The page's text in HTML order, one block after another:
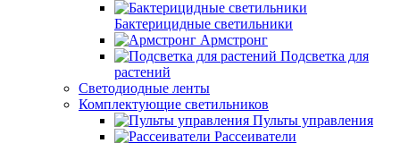
Бактерицидные светильники
Армстронг
Подсветка для
растений
Светодиодные ленты
Комплектующие светильников
Пульты управления
Рассеиватели